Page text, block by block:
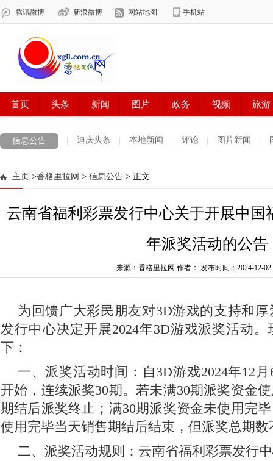
信息公告 迪庆头条 本地新闻 评论 图片新闻
主页 >香格里拉网 > 信息公告 > 正文
云南省福利彩票发行中心关于开展中国
年派奖活动的公告
来源：香格里拉网 作者： 发布时间：2024-12-02
为回馈广大彩民朋友对3D游戏的支持和
发行中心决定开展2024年3D游戏派奖活动
下：
一、派奖活动时间：自3D游戏2024年12月
开始，连续派奖30期。若未满30期派奖资金
期结后派奖终止；满30期派奖资金未使用完
使用完毕当天销售期结后结束，但派奖总期数
二、派奖活动规则：云南省福利彩票发行